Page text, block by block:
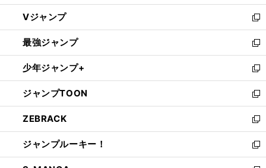
ウ
ィ
ン
ド
ウ
で
開
く
し
い
ウ
ィ
ン
ド
ウ
で
開
く
Vジャンプ
新
し
い
ウ
ィ
ン
ド
ウ
で
開
く
最強ジャンプ
新
し
い
ウ
ィ
ン
ド
ウ
で
開
少年ジャンプ+
新
し
い
ウ
ィ
ン
ド
ウ
ジャンプTOON
新
し
い
ウ
ィ
ン
ZEBRACK
新
し
い
ウ
ジャンプルーキー！
新
し